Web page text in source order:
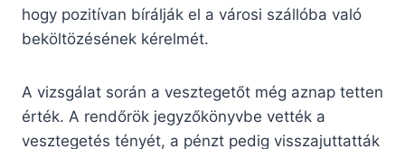
hogy pozitívan bírálják el a városi szállóba való
beköltözésének kérelmét.
A vizsgálat során a vesztegetőt még aznap tetten
érték. A rendőrök jegyzőkönyvbe vették a
vesztegetés tényét, a pénzt pedig visszajuttatták